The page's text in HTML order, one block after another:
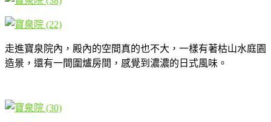
走進寶泉院內，殿內的空間真的也不大，一樣有著枯山水庭園
造景，還有一間圍爐房間，感覺到濃濃的日式風味。